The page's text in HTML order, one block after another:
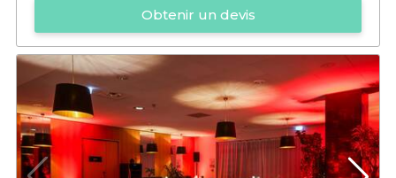
Obtenir un devis